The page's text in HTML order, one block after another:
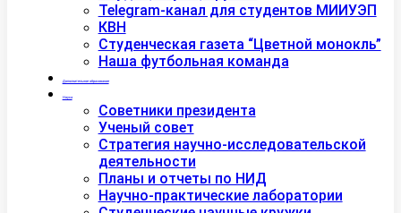
Telegram-канал для студентов МИИУЭП
КВН
Студенческая газета “Цветной монокль”
Наша футбольная команда
Дополнительное образование
Наука
Советники президента
Ученый совет
Стратегия научно-исследовательской
деятельности
Планы и отчеты по НИД
Научно-практические лаборатории